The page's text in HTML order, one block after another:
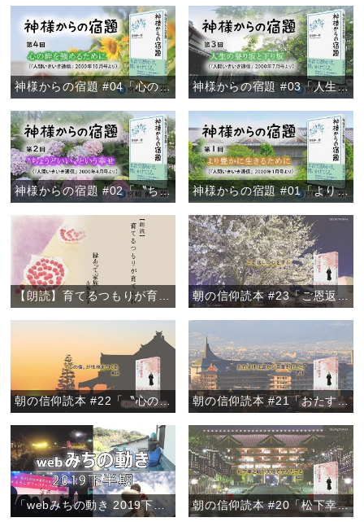
神様からの宿題 #04「心の絆を強めるために」 神様からの宿題 #03「人生の登り坂と下り坂」
神様からの宿題 #02「〝ちょうどいい〟という幸せ」 神様からの宿題 #01「より豊かに生きるために」
【朗読】育てるつもりが育てられ 『縁あって「家族」』より 朝の信仰読本 #23「ご恩返しの心を学ぶ」
朝の信仰読本 #22「〝心の傷〟が性格をつくる」 朝の信仰読本 #21「おたすけは温かい言葉がけから」
「webみちの動き 2019下半期」 朝の信仰読本 #20「松下幸之助が天理で学んだこと」